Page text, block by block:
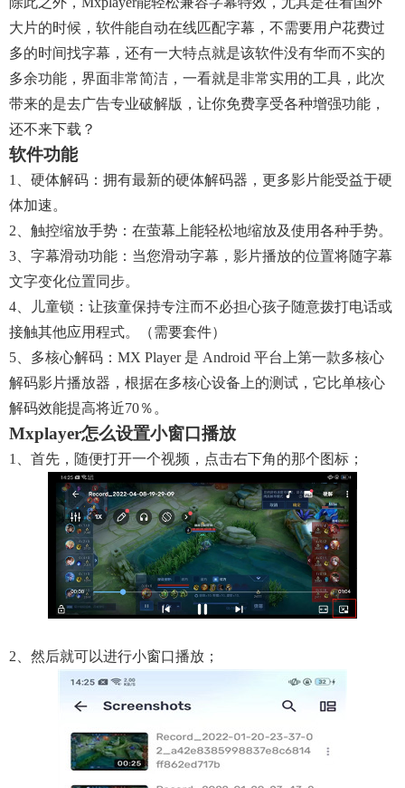
大片的时候，软件能自动在线匹配字幕，不需要用户花费过
多的时间找字幕，还有一大特点就是该软件没有华而不实的
多余功能，界面非常简洁，一看就是非常实用的工具，此次
带来的是去广告专业破解版，让你免费享受各种增强功能，
还不来下载？
软件功能
1、硬体解码：拥有最新的硬体解码器，更多影片能受益于硬
体加速。
2、触控缩放手势：在萤幕上能轻松地缩放及使用各种手势。
3、字幕滑动功能：当您滑动字幕，影片播放的位置将随字幕
文字变化位置同步。
4、儿童锁：让孩童保持专注而不必担心孩子随意拨打电话或
接触其他应用程式。（需要套件）
5、多核心解码：MX Player 是 Android 平台上第一款多核心
解码影片播放器，根据在多核心设备上的测试，它比单核心
解码效能提高将近70％。
Mxplayer怎么设置小窗口播放
1、首先，随便打开一个视频，点击右下角的那个图标；
2、然后就可以进行小窗口播放；